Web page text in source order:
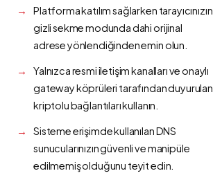
Platforma katılım sağlarken tarayıcınızın
gizli sekme modunda dahi orijinal
adrese yönlendiğinden emin olun.
Yalnızca resmi iletişim kanalları ve onaylı
gateway köprüleri tarafından duyurulan
kriptolu bağlantıları kullanın.
Sisteme erişimde kullanılan DNS
sunucularınızın güvenli ve manipüle
edilmemiş olduğunu teyit edin.